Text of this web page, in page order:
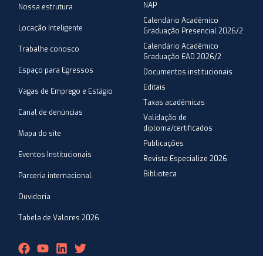
Nossa estrutura
Locação Inteligente
Trabalhe conosco
Espaço para Egressos
Vagas de Emprego e Estágio
Canal de denúncias
Mapa do site
Eventos Institucionais
Parceria internacional
Ouvidoria
Tabela de Valores 2026
NAP
Calendário Acadêmico
Graduação Presencial 2026/2
Calendário Acadêmico
Graduação EAD 2026/2
Documentos institucionais
Editais
Taxas acadêmicas
Validação de
diploma/certificados
Publicações
Revista Especialize 2026
Biblioteca